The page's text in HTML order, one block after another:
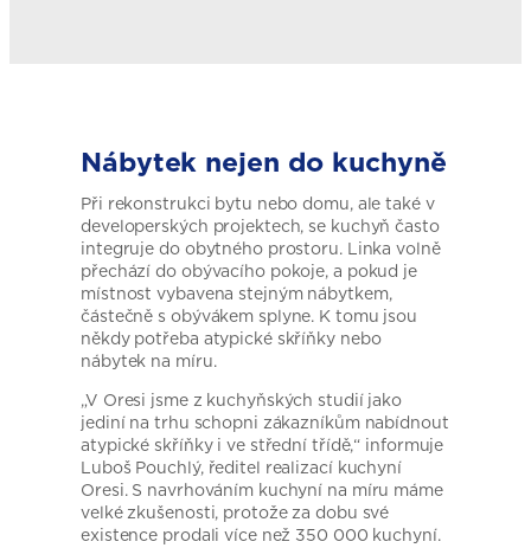
Nábytek nejen do kuchyně
Při rekonstrukci bytu nebo domu, ale také v
developerských projektech, se kuchyň často
integruje do obytného prostoru. Linka volně
přechází do obývacího pokoje, a pokud je
místnost vybavena stejným nábytkem,
částečně s obývákem splyne. K tomu jsou
někdy potřeba atypické skříňky nebo
nábytek na míru.
„V Oresi jsme z kuchyňských studií jako
jediní na trhu schopni zákazníkům nabídnout
atypické skříňky i ve střední třídě,“ informuje
Luboš Pouchlý, ředitel realizací kuchyní
Oresi. S navrhováním kuchyní na míru máme
velké zkušenosti, protože za dobu své
existence prodali více než 350 000 kuchyní.